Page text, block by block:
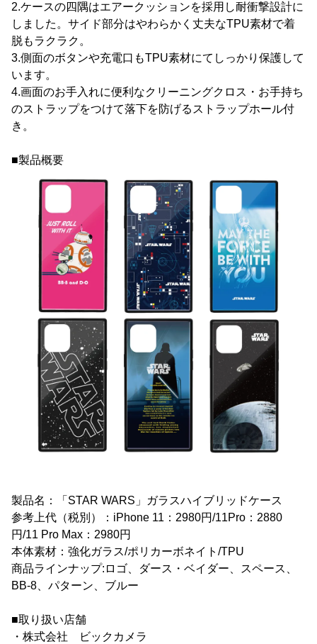
2.ケースの四隅はエアークッションを採用し耐衝撃設計に
しました。サイド部分はやわらかく丈夫なTPU素材で着
脱もラクラク。
3.側面のボタンや充電口もTPU素材にてしっかり保護して
います。
4.画面のお手入れに便利なクリーニングクロス・お手持ち
のストラップをつけて落下を防げるストラップホール付
き。
■製品概要
製品名：「STAR WARS」ガラスハイブリッドケース
参考上代（税別）：iPhone 11：2980円/11Pro：2880
円/11 Pro Max：2980円
本体素材：強化ガラス/ポリカーボネイト/TPU
商品ラインナップ:ロゴ、ダース・ベイダー、スペース、
BB-8、パターン、ブルー
■取り扱い店舗
・株式会社 ビックカメラ